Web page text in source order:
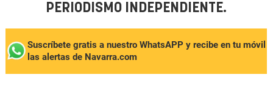
PERIODISMO INDEPENDIENTE.
Suscríbete gratis a nuestro WhatsAPP y recibe en tu móvil
las alertas de Navarra.com